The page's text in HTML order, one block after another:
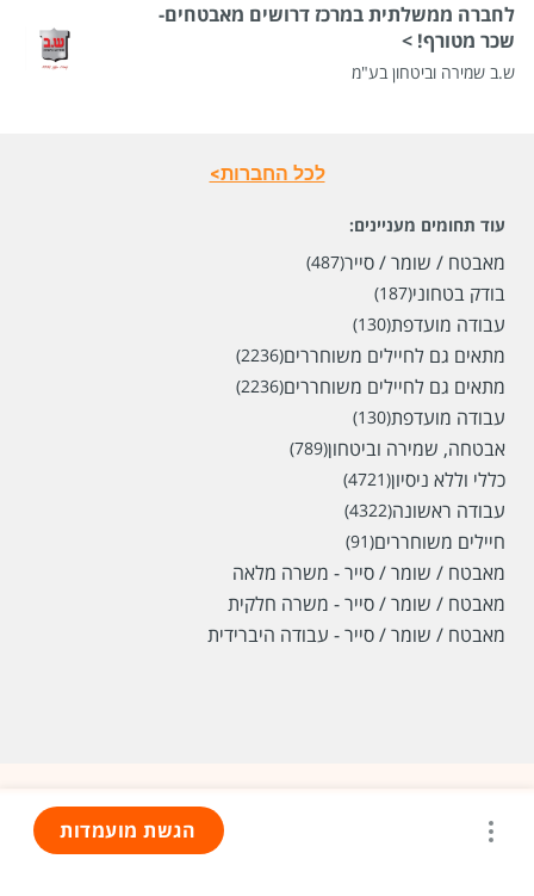
לחברה ממשלתית במרכז דרושים מאבטחים-
שכר מטורף! >
ש.ב שמירה וביטחון בע"מ
לכל החברות>
עוד תחומים מעניינים:
מאבטח / שומר / סייר(487)
בודק בטחוני(187)
עבודה מועדפת(130)
מתאים גם לחיילים משוחררים(2236)
מתאים גם לחיילים משוחררים(2236)
עבודה מועדפת(130)
אבטחה, שמירה וביטחון(789)
כללי וללא ניסיון(4721)
עבודה ראשונה(4322)
חיילים משוחררים(91)
מאבטח / שומר / סייר - משרה מלאה
מאבטח / שומר / סייר - משרה חלקית
מאבטח / שומר / סייר - עבודה היברידית
הגשת מועמדות